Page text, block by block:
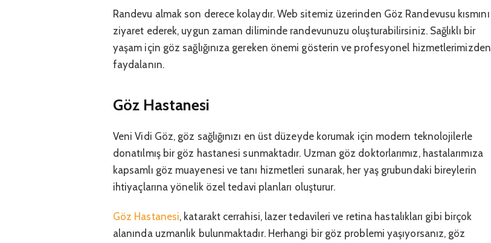
Randevu almak son derece kolaydır. Web sitemiz üzerinden Göz Randevusu kısmını
ziyaret ederek, uygun zaman diliminde randevunuzu oluşturabilirsiniz. Sağlıklı bir
yaşam için göz sağlığınıza gereken önemi gösterin ve profesyonel hizmetlerimizden
faydalanın.
Göz Hastanesi
Veni Vidi Göz, göz sağlığınızı en üst düzeyde korumak için modern teknolojilerle
donatılmış bir göz hastanesi sunmaktadır. Uzman göz doktorlarımız, hastalarımıza
kapsamlı göz muayenesi ve tanı hizmetleri sunarak, her yaş grubundaki bireylerin
ihtiyaçlarına yönelik özel tedavi planları oluşturur.
Göz Hastanesi, katarakt cerrahisi, lazer tedavileri ve retina hastalıkları gibi birçok
alanında uzmanlık bulunmaktadır. Herhangi bir göz problemi yaşıyorsanız, göz